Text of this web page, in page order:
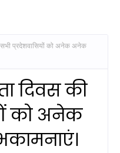
प्रदेशवासियों को अनेक अनेक
दिवस की
को अनेक